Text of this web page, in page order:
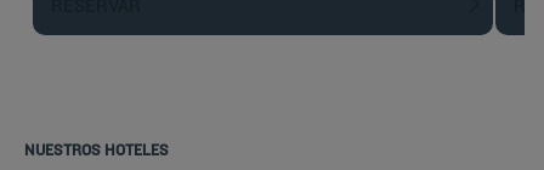
NUESTROS HOTELES